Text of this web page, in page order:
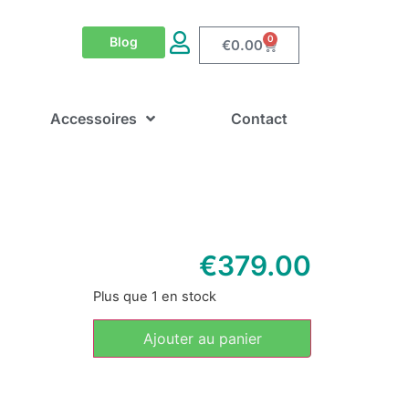
Blog €0.00 0
Accessoires Contact
€379.00
Plus que 1 en stock
Ajouter au panier